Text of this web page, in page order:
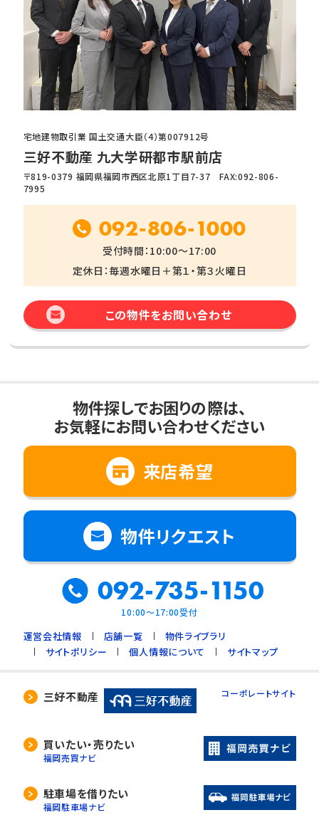
宅地建物取引業 国土交通大臣（4）第007912号
三好不動産 九大学研都市駅前店
〒819-0379 福岡県福岡市西区北原1丁目7-37 FAX:092-806-
7995
092-806-1000
受付時間：10:00～17:00
定休日：毎週水曜日＋第１・第３火曜日
この物件をお問い合わせ
物件探しでお困りの際は、
お気軽にお問い合わせください
来店希望
物件リクエスト
092-735-1150
10:00～17:00受付
運営会社情報 店舗一覧
物件ライブラリ
サイトポリシー
個人情報について サイトマップ
三好不動産 コーポレートサイト
買いたい・売りたい
福岡売買ナビ
駐車場を借りたい
福岡駐車場ナビ